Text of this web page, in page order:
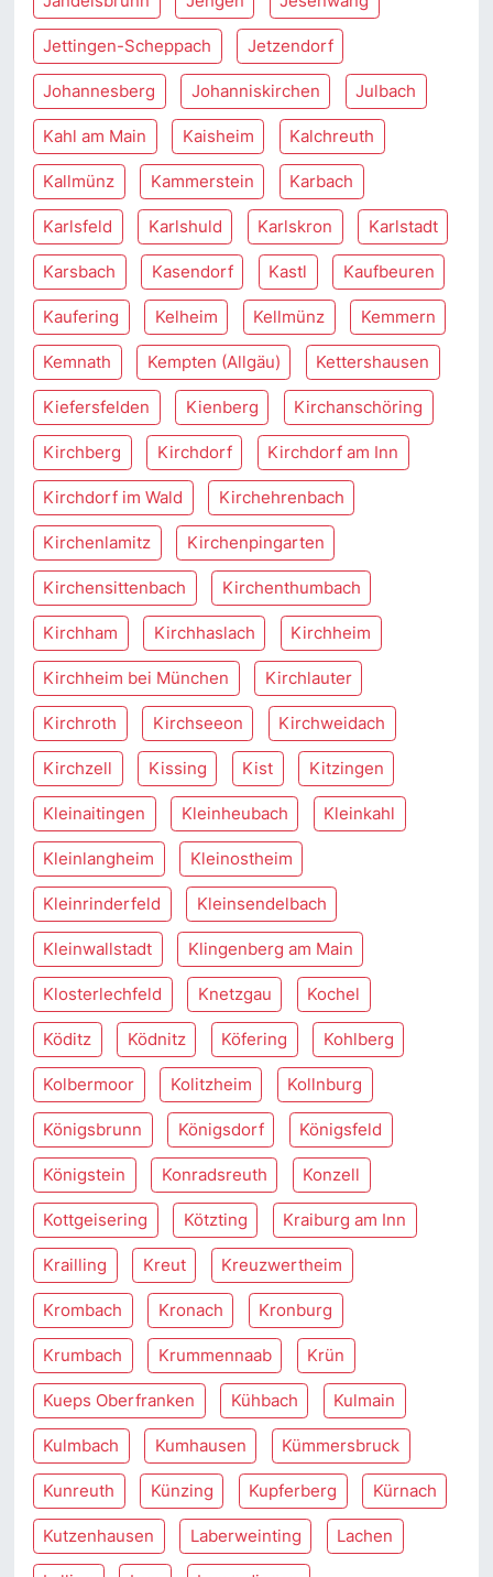
Jettingen-Scheppach Jetzendorf
Johannesberg Johanniskirchen Julbach
Kahl am Main Kaisheim Kalchreuth
Kallmünz Kammerstein Karbach
Karlsfeld Karlshuld Karlskron Karlstadt
Karsbach Kasendorf Kastl Kaufbeuren
Kaufering Kelheim Kellmünz Kemmern
Kemnath Kempten (Allgäu) Kettershausen
Kiefersfelden Kienberg Kirchanschöring
Kirchberg Kirchdorf Kirchdorf am Inn
Kirchdorf im Wald Kirchehrenbach
Kirchenlamitz Kirchenpingarten
Kirchensittenbach Kirchenthumbach
Kirchham Kirchhaslach Kirchheim
Kirchheim bei München Kirchlauter
Kirchroth Kirchseeon Kirchweidach
Kirchzell Kissing Kist Kitzingen
Kleinaitingen Kleinheubach Kleinkahl
Kleinlangheim Kleinostheim
Kleinrinderfeld Kleinsendelbach
Kleinwallstadt Klingenberg am Main
Klosterlechfeld Knetzgau Kochel
Köditz Ködnitz Köfering Kohlberg
Kolbermoor Kolitzheim Kollnburg
Königsbrunn Königsdorf Königsfeld
Königstein Konradsreuth Konzell
Kottgeisering Kötzting Kraiburg am Inn
Krailling Kreut Kreuzwertheim
Krombach Kronach Kronburg
Krumbach Krummennaab Krün
Kueps Oberfranken Kühbach Kulmain
Kulmbach Kumhausen Kümmersbruck
Kunreuth Künzing Kupferberg Kürnach
Kutzenhausen Laberweinting Lachen